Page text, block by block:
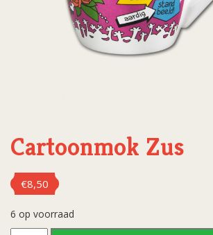
Cartoonmok Zus
€8,50
6 op voorraad